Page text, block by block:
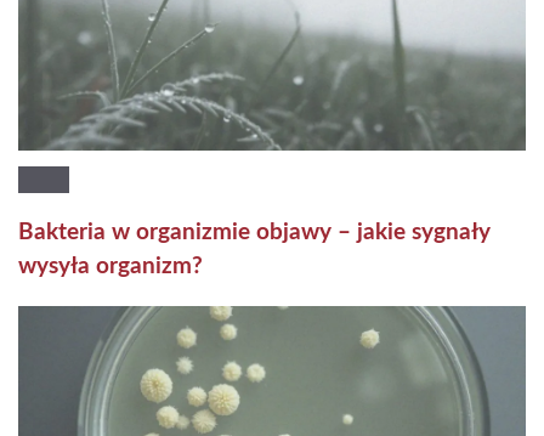
Bakteria w organizmie objawy – jakie sygnały
wysyła organizm?